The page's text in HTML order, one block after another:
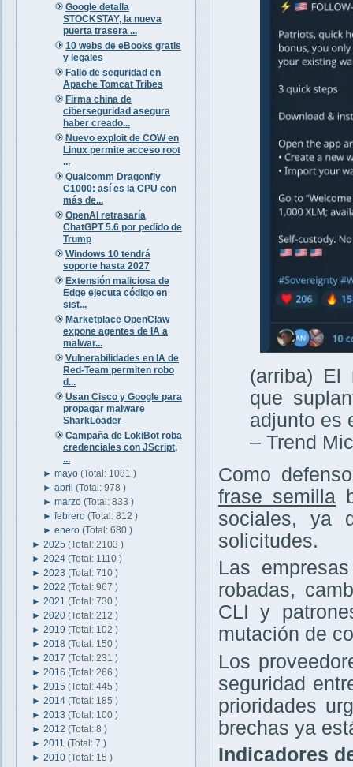
Google detalla
STOCKSTAY, la nueva
puerta trasera ...
10 webs de eBooks gratis
y legales
Fallo de seguridad en
Apache Tomcat Tribes
Firma china de
ciberseguridad asegura
haber creado...
Nuevo exploit de COW en
Linux permite acceso root
...
Qualcomm Dragonfly
C1000: así es la CPU con
más de...
OpenAI retrasaría
ChatGPT 5.6 por pedido de
Trump
Windows 10 tendrá
soporte hasta 2027
Extensión maliciosa de
Edge ejecuta código en
sist...
Marketplace OpenClaw
expone agentes de IA a
malwar...
Vulnerabilidades en IA de
Red-Team permiten robo
d...
Usan Cisco y Google para
propagar malware
SharkLoader
Campaña de LokiBot roba
credenciales con JScript,
...
►mayo(Total: 1081 )
►abril(Total: 978 )
►marzo(Total: 833 )
►febrero(Total: 812 )
►enero(Total: 680 )
► 2025 (Total: 2103 )
► 2024 (Total: 1110 )
► 2023 (Total: 710 )
► 2022 (Total: 967 )
► 2021 (Total: 730 )
► 2020 (Total: 212 )
► 2019 (Total: 102 )
► 2018 (Total: 150 )
► 2017 (Total: 231 )
► 2016 (Total: 266 )
► 2015 (Total: 445 )
► 2014 (Total: 185 )
► 2013 (Total: 100 )
► 2012 (Total: 8 )
► 2011 (Total: 7 )
► 2010 (Total: 15 )
(arriba) El
que
adjunto es
– Trend
Como
frase semilla
sociales, ya
solicitudes.
Las
robadas,
CLI y
mutación de
Los
seguridad
prioridades
brechas ya
Indicadores